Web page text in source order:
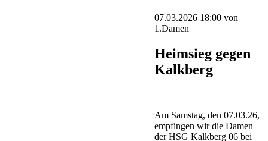
07.03.2026 18:00 von
1.Damen
Heimsieg gegen
Kalkberg
Am Samstag, den 07.03.26,
empfingen wir die Damen
der HSG Kalkberg 06 bei